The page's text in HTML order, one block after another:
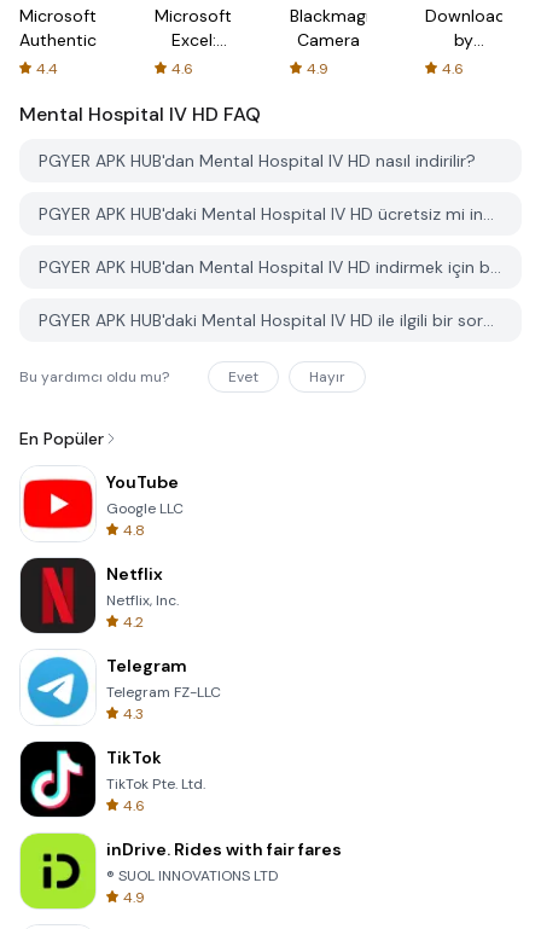
Microsoft
Authenticator
4.4
Microsoft
Excel:
Spreadsheets
4.6
Blackmagic
Camera
4.9
Downloader
by
AFTVnews
4.6
Mental Hospital IV HD FAQ
PGYER APK HUB'dan Mental Hospital IV HD nasıl indirilir?
PGYER APK HUB'daki Mental Hospital IV HD ücretsiz mi indirilebilir?
PGYER APK HUB'dan Mental Hospital IV HD indirmek için bir hesaba ihtiyacım var mı?
PGYER APK HUB'daki Mental Hospital IV HD ile ilgili bir sorunu nasıl bildirebilirim?
Bu yardımcı oldu mu? Evet Hayır
En Popüler
YouTube
Google LLC
4.8
Netflix
Netflix, Inc.
4.2
Telegram
Telegram FZ-LLC
4.3
TikTok
TikTok Pte. Ltd.
4.6
inDrive. Rides with fair fares
® SUOL INNOVATIONS LTD
4.9